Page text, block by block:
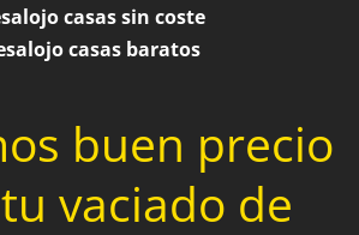
casas sin coste
casas baratos
buen precio
vaciado de